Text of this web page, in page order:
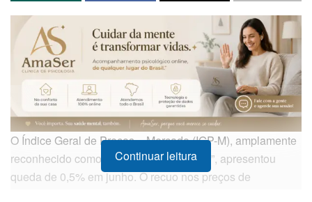
O Índice Geral de Preços – Mercado (IGP-M), amplamente
reconhecido como a “inflação do aluguel”, apresentou
queda de 0,5% em junho. O recuo nos preços de
Continuar leitura